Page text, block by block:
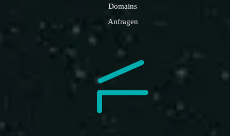
Domains
Anfragen